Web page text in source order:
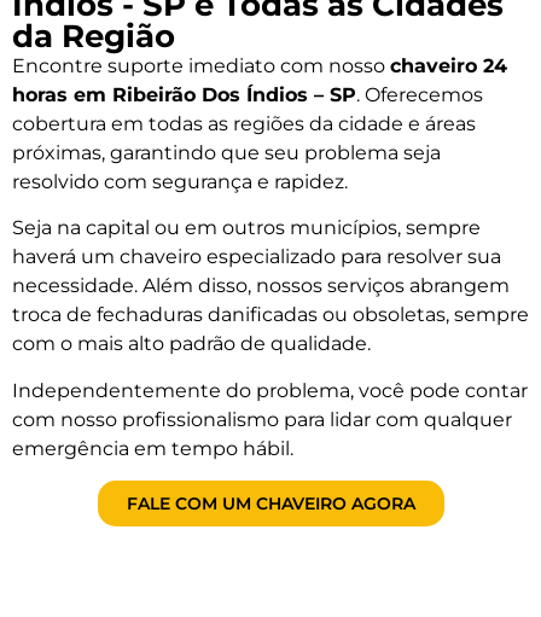
da Região
Encontre suporte imediato com nosso chaveiro 24
horas em Ribeirão Dos Índios – SP. Oferecemos
cobertura em todas as regiões da cidade e áreas
próximas, garantindo que seu problema seja
resolvido com segurança e rapidez.
Seja na capital ou em outros municípios, sempre
haverá um chaveiro especializado para resolver sua
necessidade. Além disso, nossos serviços abrangem
troca de fechaduras danificadas ou obsoletas, sempre
com o mais alto padrão de qualidade.
Independentemente do problema, você pode contar
com nosso profissionalismo para lidar com qualquer
emergência em tempo hábil.
FALE COM UM CHAVEIRO AGORA